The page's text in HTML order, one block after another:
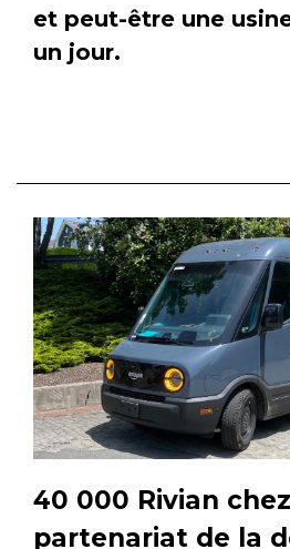
et peut-être une
un jour.
40 000 Rivian
partenariat de la